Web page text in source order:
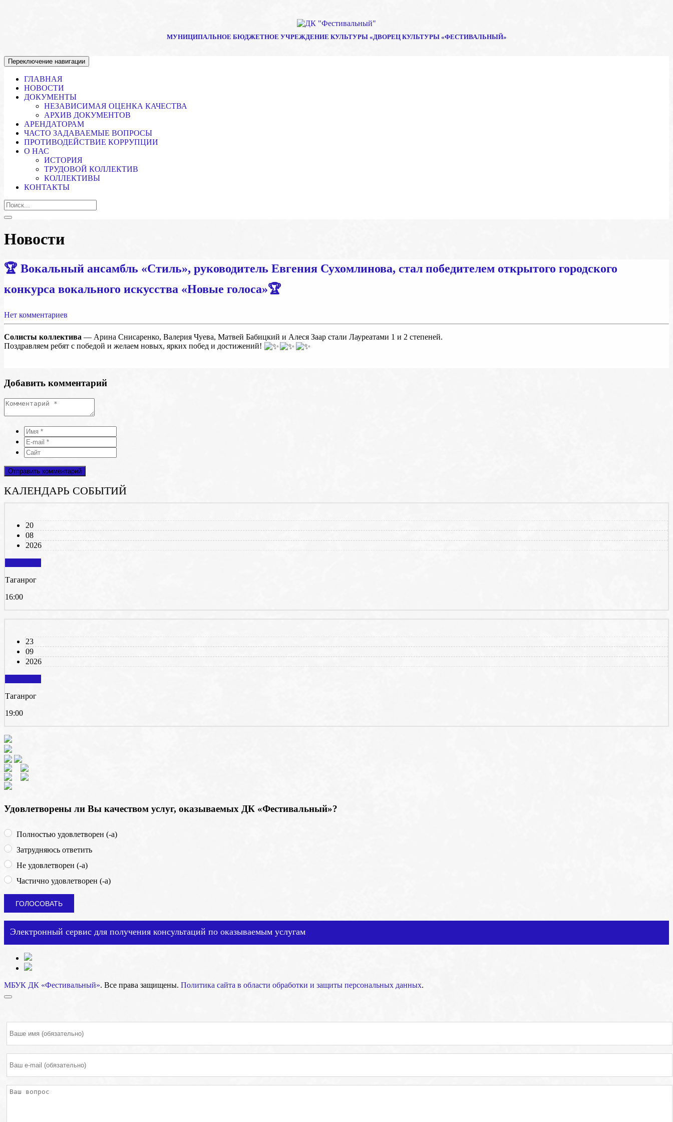
МУНИЦИПАЛЬНОЕ БЮДЖЕТНОЕ УЧРЕЖДЕНИЕ КУЛЬТУРЫ «ДВОРЕЦ КУЛЬТУРЫ «ФЕСТИВАЛЬНЫЙ»
Переключение навигации
ГЛАВНАЯ
НОВОСТИ
ДОКУМЕНТЫ
НЕЗАВИСИМАЯ ОЦЕНКА КАЧЕСТВА
АРХИВ ДОКУМЕНТОВ
АРЕНДАТОРАМ
ЧАСТО ЗАДАВАЕМЫЕ ВОПРОСЫ
ПРОТИВОДЕЙСТВИЕ КОРРУПЦИИ
О НАС
ИСТОРИЯ
ТРУДОВОЙ КОЛЛЕКТИВ
КОЛЛЕКТИВЫ
КОНТАКТЫ
Новости
🏆 Вокальный ансамбль «Стиль», руководитель Евгения Сухомлинова, стал победителем открытого городского
конкурса вокального искусства «Новые голоса»🏆
Нет комментариев
Солисты коллектива — Арина Снисаренко, Валерия Чуева, Матвей Бабицкий и Алеся Заар стали Лауреатами 1 и 2 степеней.
Поздравляем ребят с победой и желаем новых, ярких побед и достижений!
Добавить комментарий
КАЛЕНДАРЬ СОБЫТИЙ
20
08
2026
Таганрог
16:00
23
09
2026
Таганрог
19:00
Удовлетворены ли Вы качеством услуг, оказываемых ДК «Фестивальный»?
Полностью удовлетворен (-а)
Затрудняюсь ответить
Не удовлетворен (-а)
Частично удовлетворен (-а)
Электронный сервис для получения консультаций по оказываемым услугам
МБУК ДК «Фестивальный». Все права защищены. Политика сайта в области обработки и защиты персональных данных.